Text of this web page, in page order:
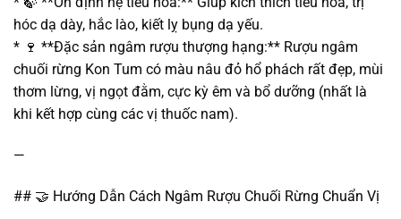
hóc dạ dày, hắc lào, kiết lỵ bụng dạ yếu.
* 🍷 **Đặc sản ngâm rượu thượng hạng:** Rượu ngâm
chuối rừng Kon Tum có màu nâu đỏ hổ phách rất đẹp, mùi
thơm lừng, vị ngọt đằm, cực kỳ êm và bổ dưỡng (nhất là
khi kết hợp cùng các vị thuốc nam).
—
## 🤝 Hướng Dẫn Cách Ngâm Rượu Chuối Rừng Chuẩn Vị